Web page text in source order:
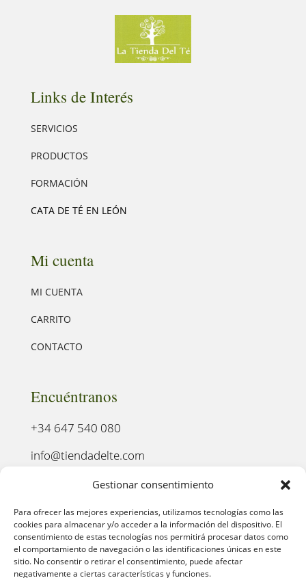
Gestionar consentimiento
Para ofrecer las mejores experiencias, utilizamos tecnologías como las
cookies para almacenar y/o acceder a la información del dispositivo. El
consentimiento de estas tecnologías nos permitirá procesar datos como
el comportamiento de navegación o las identificaciones únicas en este
sitio. No consentir o retirar el consentimiento, puede afectar
negativamente a ciertas características y funciones.
Links de Interés
SERVICIOS
PRODUCTOS
FORMACIÓN
CATA DE TÉ EN LEÓN
Mi cuenta
MI CUENTA
CARRITO
CONTACTO
Encuéntranos
+34 647 540 080
info@tiendadelte.com
Punto oficial de recogida:
C. Pozo, 13, 24003. León